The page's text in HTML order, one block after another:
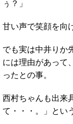
ぅ？」
甘い声で笑顔を向
でも実は中井りか
には理由があって
ったとの事。
西村ちゃんも出来
て・・・。」とい